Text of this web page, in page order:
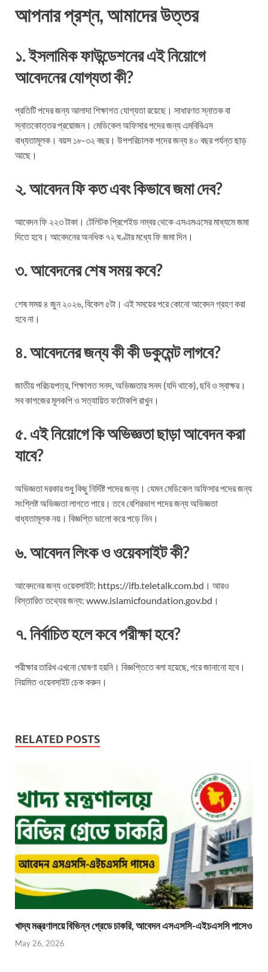
আপনার প্রশ্ন, আমাদের উত্তর
১. ইসলামিক ফাউন্ডেশনের এই নিয়োগে
আবেদনের যোগ্যতা কী?
প্রতিটি পদের জন্য আলাদা শিক্ষাগত যোগ্যতা রয়েছে। সাধারণত স্নাতক বা
স্নাতকোত্তর প্রয়োজন। মেডিকেল অফিসার পদের জন্য এমবিবিএস
বাধ্যতামূলক। বয়স ১৮-৩২ বছর। উপপরিচালক পদের জন্য ৪০ বছর পর্যন্ত ছাড়
আছে।
২. আবেদন ফি কত এবং কিভাবে জমা দেব?
আবেদন ফি ২২৩ টাকা। টেলিটক প্রিপেইড নম্বর থেকে এসএমএসের মাধ্যমে জমা
দিতে হবে। আবেদনের অনধিক ৭২ ঘণ্টার মধ্যে ফি জমা দিন।
৩. আবেদনের শেষ সময় কবে?
শেষ সময় ৪ জুন ২০২৬, বিকেল ৫টা। এই সময়ের পরে কোনো আবেদন গ্রহণ করা
হবে না।
৪. আবেদনের জন্য কী কী ডকুমেন্ট লাগবে?
জাতীয় পরিচয়পত্র, শিক্ষাগত সনদ, অভিজ্ঞতার সনদ (যদি থাকে), ছবি ও স্বাক্ষর।
সব কাগজের মূলকপি ও সত্যায়িত ফটোকপি রাখুন।
৫. এই নিয়োগে কি অভিজ্ঞতা ছাড়া আবেদন করা
যাবে?
অভিজ্ঞতা দরকার শুধু কিছু নির্দিষ্ট পদের জন্য। যেমন মেডিকেল অফিসার পদের জন্য
সংশ্লিষ্ট অভিজ্ঞতা লাগতে পারে। তবে বেশিরভাগ পদের জন্য অভিজ্ঞতা
বাধ্যতামূলক নয়। বিজ্ঞপ্তি ভালো করে পড়ে নিন।
৬. আবেদন লিংক ও ওয়েবসাইট কী?
আবেদনের জন্য ওয়েবসাইট: https://ifb.teletalk.com.bd। আরও
বিস্তারিত তথ্যের জন্য: www.islamicfoundation.gov.bd।
৭. নির্বাচিত হলে কবে পরীক্ষা হবে?
পরীক্ষার তারিখ এখনো ঘোষণা হয়নি। বিজ্ঞপ্তিতে বলা হয়েছে, পরে জানানো হবে।
নিয়মিত ওয়েবসাইট চেক করুন।
RELATED POSTS
খাদ্য মন্ত্রণালয়ে বিভিন্ন গ্রেডে চাকরি, আবেদন এসএসসি-এইচএসসি পাসেও
May 26, 2026